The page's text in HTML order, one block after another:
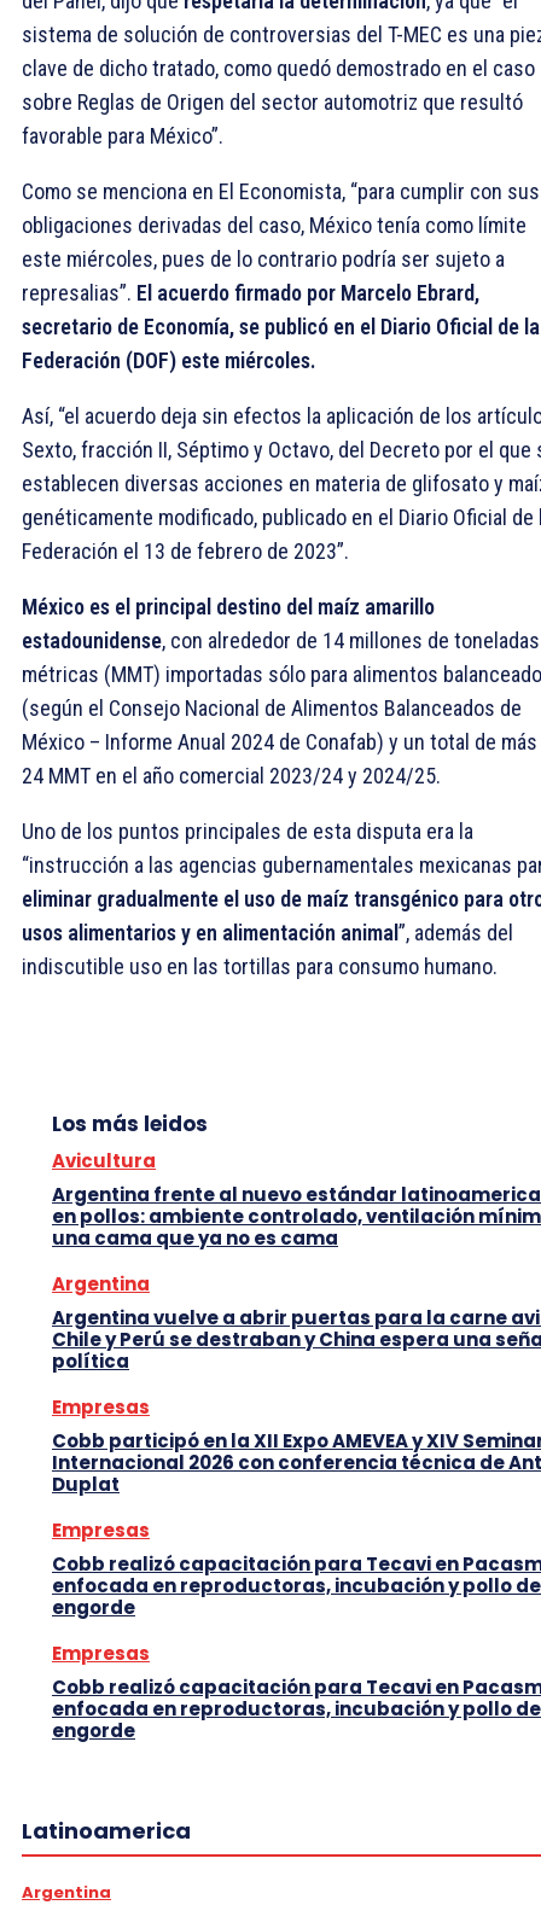
sistema de solución de controversias del T-MEC es una
clave de dicho tratado, como quedó demostrado en el caso
sobre Reglas de Origen del sector automotriz que resultó
favorable para México”.
Como se menciona en El Economista, “para cumplir con sus
obligaciones derivadas del caso, México tenía como límite
este miércoles, pues de lo contrario podría ser sujeto a
represalias”. El acuerdo firmado por Marcelo Ebrard,
secretario de Economía, se publicó en el Diario Oficial de la
Federación (DOF) este miércoles.
Así, “el acuerdo deja sin efectos la aplicación de los
Sexto, fracción II, Séptimo y Octavo, del Decreto por el que
establecen diversas acciones en materia de glifosato y
genéticamente modificado, publicado en el Diario Oficial de
Federación el 13 de febrero de 2023”.
México es el principal destino del maíz amarillo
estadounidense, con alrededor de 14 millones de toneladas
métricas (MMT) importadas sólo para alimentos
(según el Consejo Nacional de Alimentos Balanceados de
México – Informe Anual 2024 de Conafab) y un total de
24 MMT en el año comercial 2023/24 y 2024/25.
Uno de los puntos principales de esta disputa era la
“instrucción a las agencias gubernamentales mexicanas
eliminar gradualmente el uso de maíz transgénico para
usos alimentarios y en alimentación animal”, además del
indiscutible uso en las tortillas para consumo humano.
Los más leidos
Avicultura
Argentina frente al nuevo estándar
en pollos: ambiente controlado, ventilación
una cama que ya no es cama
Argentina
Argentina vuelve a abrir puertas para la carne
Chile y Perú se destraban y China espera una
política
Empresas
Cobb participó en la XII Expo AMEVEA y XIV
Internacional 2026 con conferencia técnica de
Duplat
Empresas
Cobb realizó capacitación para Tecavi en
enfocada en reproductoras, incubación y pollo de
engorde
Empresas
Cobb realizó capacitación para Tecavi en
enfocada en reproductoras, incubación y pollo de
engorde
Latinoamerica
Argentina